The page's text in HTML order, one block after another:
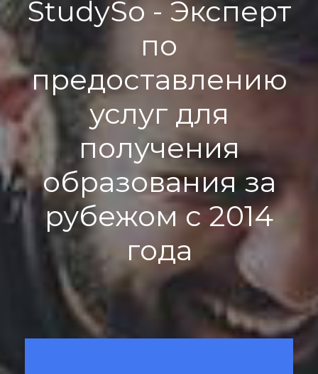
StudySo - Эксперт
по
предоставлению
услуг для
получения
образования за
рубежом с 2014
года